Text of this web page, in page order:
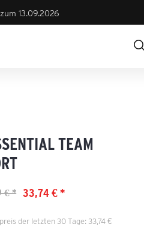
13.09.2026
TEAM
33,74 € *
€ *
der letzten 30 Tage: 33,74 €